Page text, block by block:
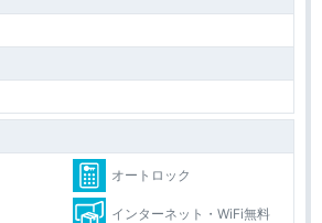
オートロック
インターネット・WiFi無料